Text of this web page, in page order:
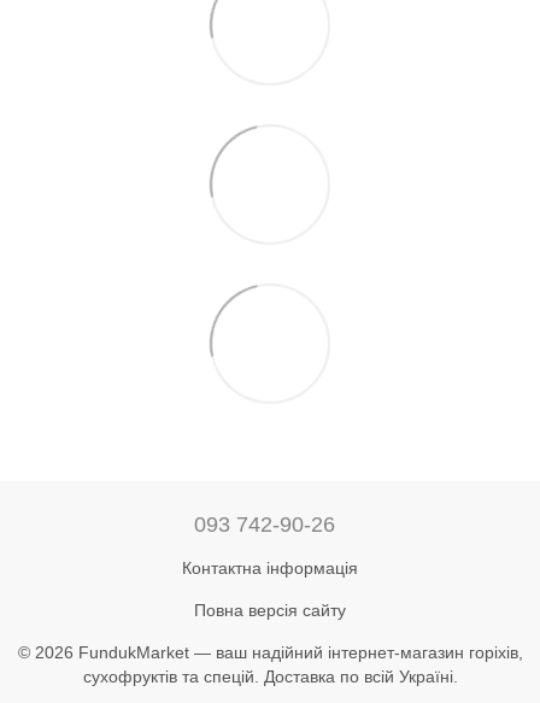
093 742-90-26
Контактна інформація
Повна версія сайту
© 2026 FundukMarket — ваш надійний інтернет-магазин горіхів,
сухофруктів та спецій. Доставка по всій Україні.